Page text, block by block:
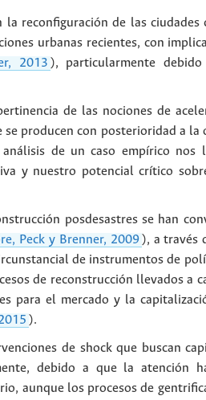
reconfiguración de las
urbanas recientes, con
2013 ), particularmente
de las nociones de
producen con posterioridad a la
de un caso empírico nos
y nuestro potencial crítico
posdesastres se han
Peck y Brenner, 2009 ), a través
de instrumentos de
de reconstrucción llevados a
para el mercado y la
).
de shock que buscan
debido a que la atención
aunque los procesos de